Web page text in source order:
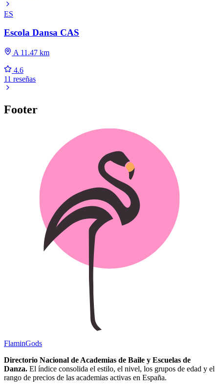
ES
Escola Dansa CAS
A 11.47 km
4.6
11 reseñas
Footer
FlaminGods
Directorio Nacional de Academias de Baile y Escuelas de
Danza. El índice consolida el estilo, el nivel, los grupos de edad y el
rango de precios de las academias activas en España.